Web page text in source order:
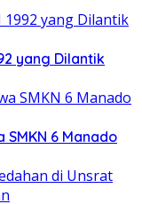
yang Dilantik
SMKN 6 Manado